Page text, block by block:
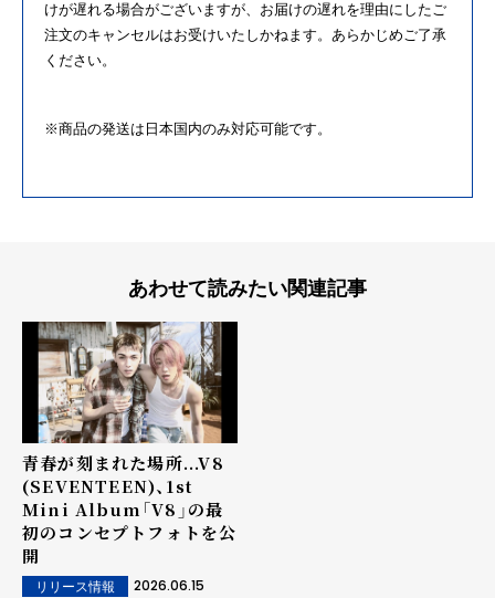
けが遅れる場合がございますが、お届けの遅れを理由にしたご
注文のキャンセルはお受けいたしかねます。あらかじめご了承
ください。
※商品の発送は日本国内のみ対応可能です。
あわせて読みたい関連記事
青春が刻まれた場所...V8
(SEVENTEEN)、1st
Mini Album「V8」の最
初のコンセプトフォトを公
開
リリース情報 2026.06.15